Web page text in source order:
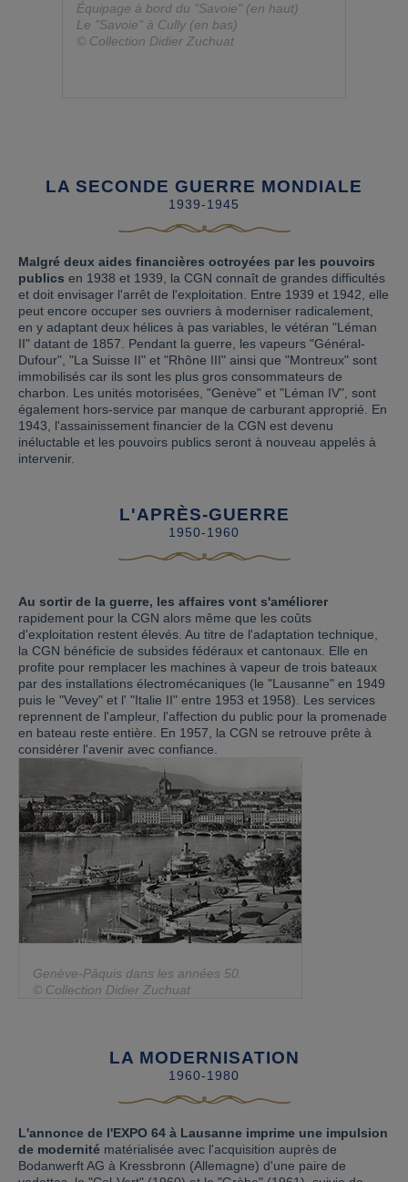
Équipage à bord du "Savoie" (en haut)
Le "Savoie" à Cully (en bas)
© Collection Didier Zuchuat
LA SECONDE GUERRE MONDIALE
1939-1945
Malgré deux aides financières octroyées par les pouvoirs
publics en 1938 et 1939, la CGN connaît de grandes difficultés
et doit envisager l'arrêt de l'exploitation. Entre 1939 et 1942, elle
peut encore occuper ses ouvriers à moderniser radicalement,
en y adaptant deux hélices à pas variables, le vétéran "Léman
II" datant de 1857. Pendant la guerre, les vapeurs "Général-
Dufour", "La Suisse II" et "Rhône III" ainsi que "Montreux" sont
immobilisés car ils sont les plus gros consommateurs de
charbon. Les unités motorisées, "Genève" et "Léman IV", sont
également hors-service par manque de carburant approprié. En
1943, l'assainissement financier de la CGN est devenu
inéluctable et les pouvoirs publics seront à nouveau appelés à
intervenir.
L'APRÈS-GUERRE
1950-1960
Genève-Pâquis dans les années 50.
© Collection Didier Zuchuat
Au sortir de la guerre, les affaires vont s'améliorer
rapidement pour la CGN alors même que les coûts
d'exploitation restent élevés. Au titre de l'adaptation technique,
la CGN bénéficie de subsides fédéraux et cantonaux. Elle en
profite pour remplacer les machines à vapeur de trois bateaux
par des installations électromécaniques (le "Lausanne" en 1949
puis le "Vevey" et l' "Italie II" entre 1953 et 1958). Les services
reprennent de l'ampleur, l'affection du public pour la promenade
en bateau reste entière. En 1957, la CGN se retrouve prête à
considérer l'avenir avec confiance.
LA MODERNISATION
1960-1980
L'annonce de l'EXPO 64 à Lausanne imprime une impulsion
de modernité matérialisée avec l'acquisition auprès de
Bodanwerft AG à Kressbronn (Allemagne) d'une paire de